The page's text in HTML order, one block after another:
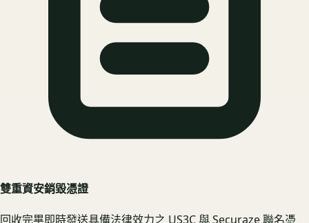
雙重資安銷毀憑證
回收完畢即時發送具備法律效力之 US3C 與 Securaze 聯名憑